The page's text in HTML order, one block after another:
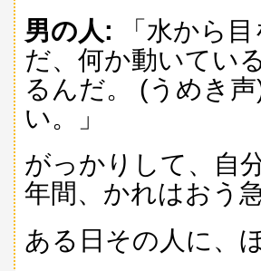
男の人: 「水から
だ、何か動いてい
るんだ。 (うめき
い。」
がっかりして、自
年間、かれはおう
ある日その人に、